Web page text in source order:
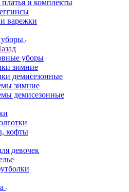
и комплекты
варежки
уборы
зимние
демисезонные
зимние
демисезонные
кофты
девочек